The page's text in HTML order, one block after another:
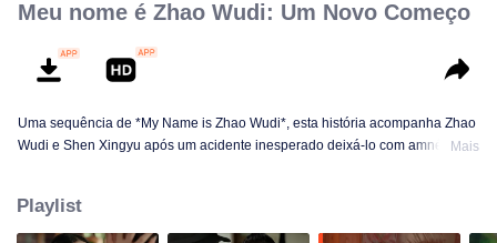
Meu nome é Zhao Wudi: Um Novo Começo
Uma sequência de *My Name is Zhao Wudi*, esta história acompanha Zhao
Wudi e Shen Xingyu após um acidente inesperado deixá-lo com amnésia e
vários oponentes perigosos. Enquanto lutam para sobreviver, Zhao Wudi
recupera suas memórias, e eles ingressam em uma vida completamente
Mais
Playlist